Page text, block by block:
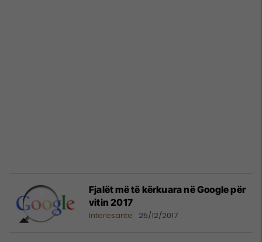
Fjalët më të kërkuara në Google për
vitin 2017
Interesante 25/12/2017